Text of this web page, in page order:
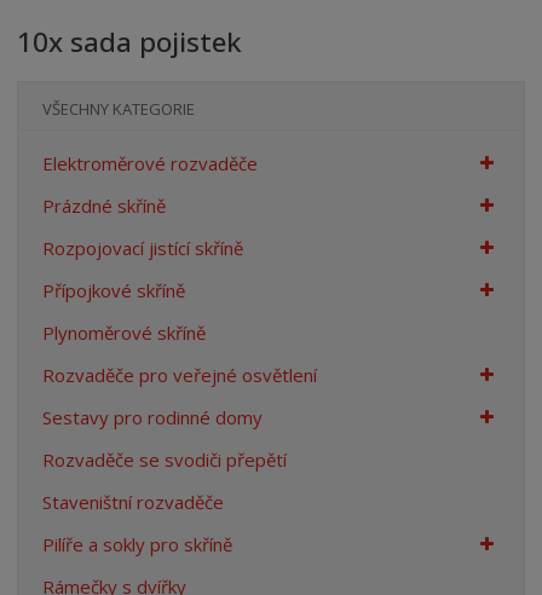
í
t
a
10x sada pojistek
VŠECHNY KATEGORIE
Elektroměrové rozvaděče
Prázdné skříně
Rozpojovací jistící skříně
Přípojkové skříně
Plynoměrové skříně
Rozvaděče pro veřejné osvětlení
Sestavy pro rodinné domy
Rozvaděče se svodiči přepětí
Staveništní rozvaděče
Pilíře a sokly pro skříně
Rámečky s dvířky